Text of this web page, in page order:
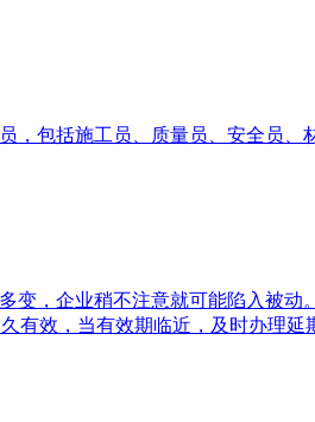
，包括施工员、质量员、安全员
变，企业稍不注意就可能陷入被
有效，当有效期临近，及时办理延